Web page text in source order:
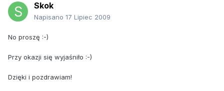
Skok
Napisano 17 Lipiec 2009
No proszę :-)
Przy okazji się wyjaśniło :-)
Dzięki i pozdrawiam!